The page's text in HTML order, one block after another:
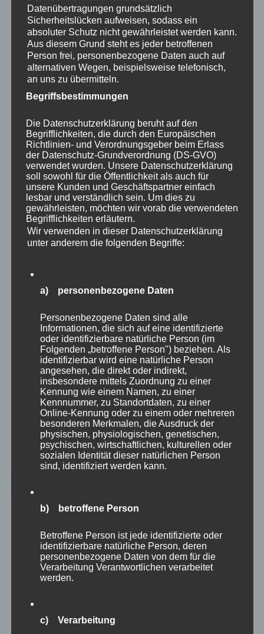
Die Sonderschau und das WKR-Projekt
dienen als Plattform für alle Akteure des
Waldbrandmanagements aus Forst, Praxis,
Politik und Öffentlichkeit.
Ausbildungsmaterialien, Publikationen,
Technik und Ausrüstung sowohl für den
werden ausgestellt.
Das Ziel ist das international vorhandene
Wissen für den lokalen Kontext aufzubereiten
und dabei alle Beteiligten miteinzubeziehen.
Der Fokus auf die Präventionsarbeit ist
entscheidend um langfristig um nachhaltig
Wälder und Vegetation so zu gestalten, dass
sie widerstandsfähiger im Umgang mit Feuer
werden.
Quelle: EFI
Diese laden das Publikum ein, sich mit den
Werkzeugen vertraut zu machen. Experten vor
Ort stehen für Fragen und Diskussionen zur
Verfügung. Darüber hinaus gibt es zwei
schwieriges Gelände und „munitionsbelastete
Flächen“, denn diese stellen das
Datenübertragungen grundsätzlich
Sicherheitslücken aufweisen, sodass ein
absoluter Schutz nicht gewährleistet werden kann.
Aus diesem Grund steht es jeder betroffenen
Person frei, personenbezogene Daten auch auf
alternativen Wegen, beispielsweise telefonisch,
an uns zu übermitteln.
Begriffsbestimmungen
Die Datenschutzerklärung beruht auf den
Begrifflichkeiten, die durch den Europäischen
Richtlinien- und Verordnungsgeber beim Erlass
der Datenschutz-Grundverordnung (DS-GVO)
verwendet wurden. Unsere Datenschutzerklärung
soll sowohl für die Öffentlichkeit als auch für
unsere Kunden und Geschäftspartner einfach
lesbar und verständlich sein. Um dies zu
gewährleisten, möchten wir vorab die verwendeten
Begrifflichkeiten erläutern.
Wir verwenden in dieser Datenschutzerklärung
unter anderem die folgenden Begriffe:
a) personenbezogene Daten
Personenbezogene Daten sind alle
Informationen, die sich auf eine identifizierte
oder identifizierbare natürliche Person (im
Folgenden „betroffene Person") beziehen. Als
identifizierbar wird eine natürliche Person
angesehen, die direkt oder indirekt,
insbesondere mittels Zuordnung zu einer
Kennung wie einem Namen, zu einer
Kennnummer, zu Standortdaten, zu einer
Online-Kennung oder zu einem oder mehreren
besonderen Merkmalen, die Ausdruck der
physischen, physiologischen, genetischen,
psychischen, wirtschaftlichen, kulturellen oder
sozialen Identität dieser natürlichen Person
sind, identifiziert werden kann.
b) betroffene Person
Betroffene Person ist jede identifizierte oder
identifizierbare natürliche Person, deren
personenbezogene Daten von dem für die
Verarbeitung Verantwortlichen verarbeitet
werden.
c) Verarbeitung